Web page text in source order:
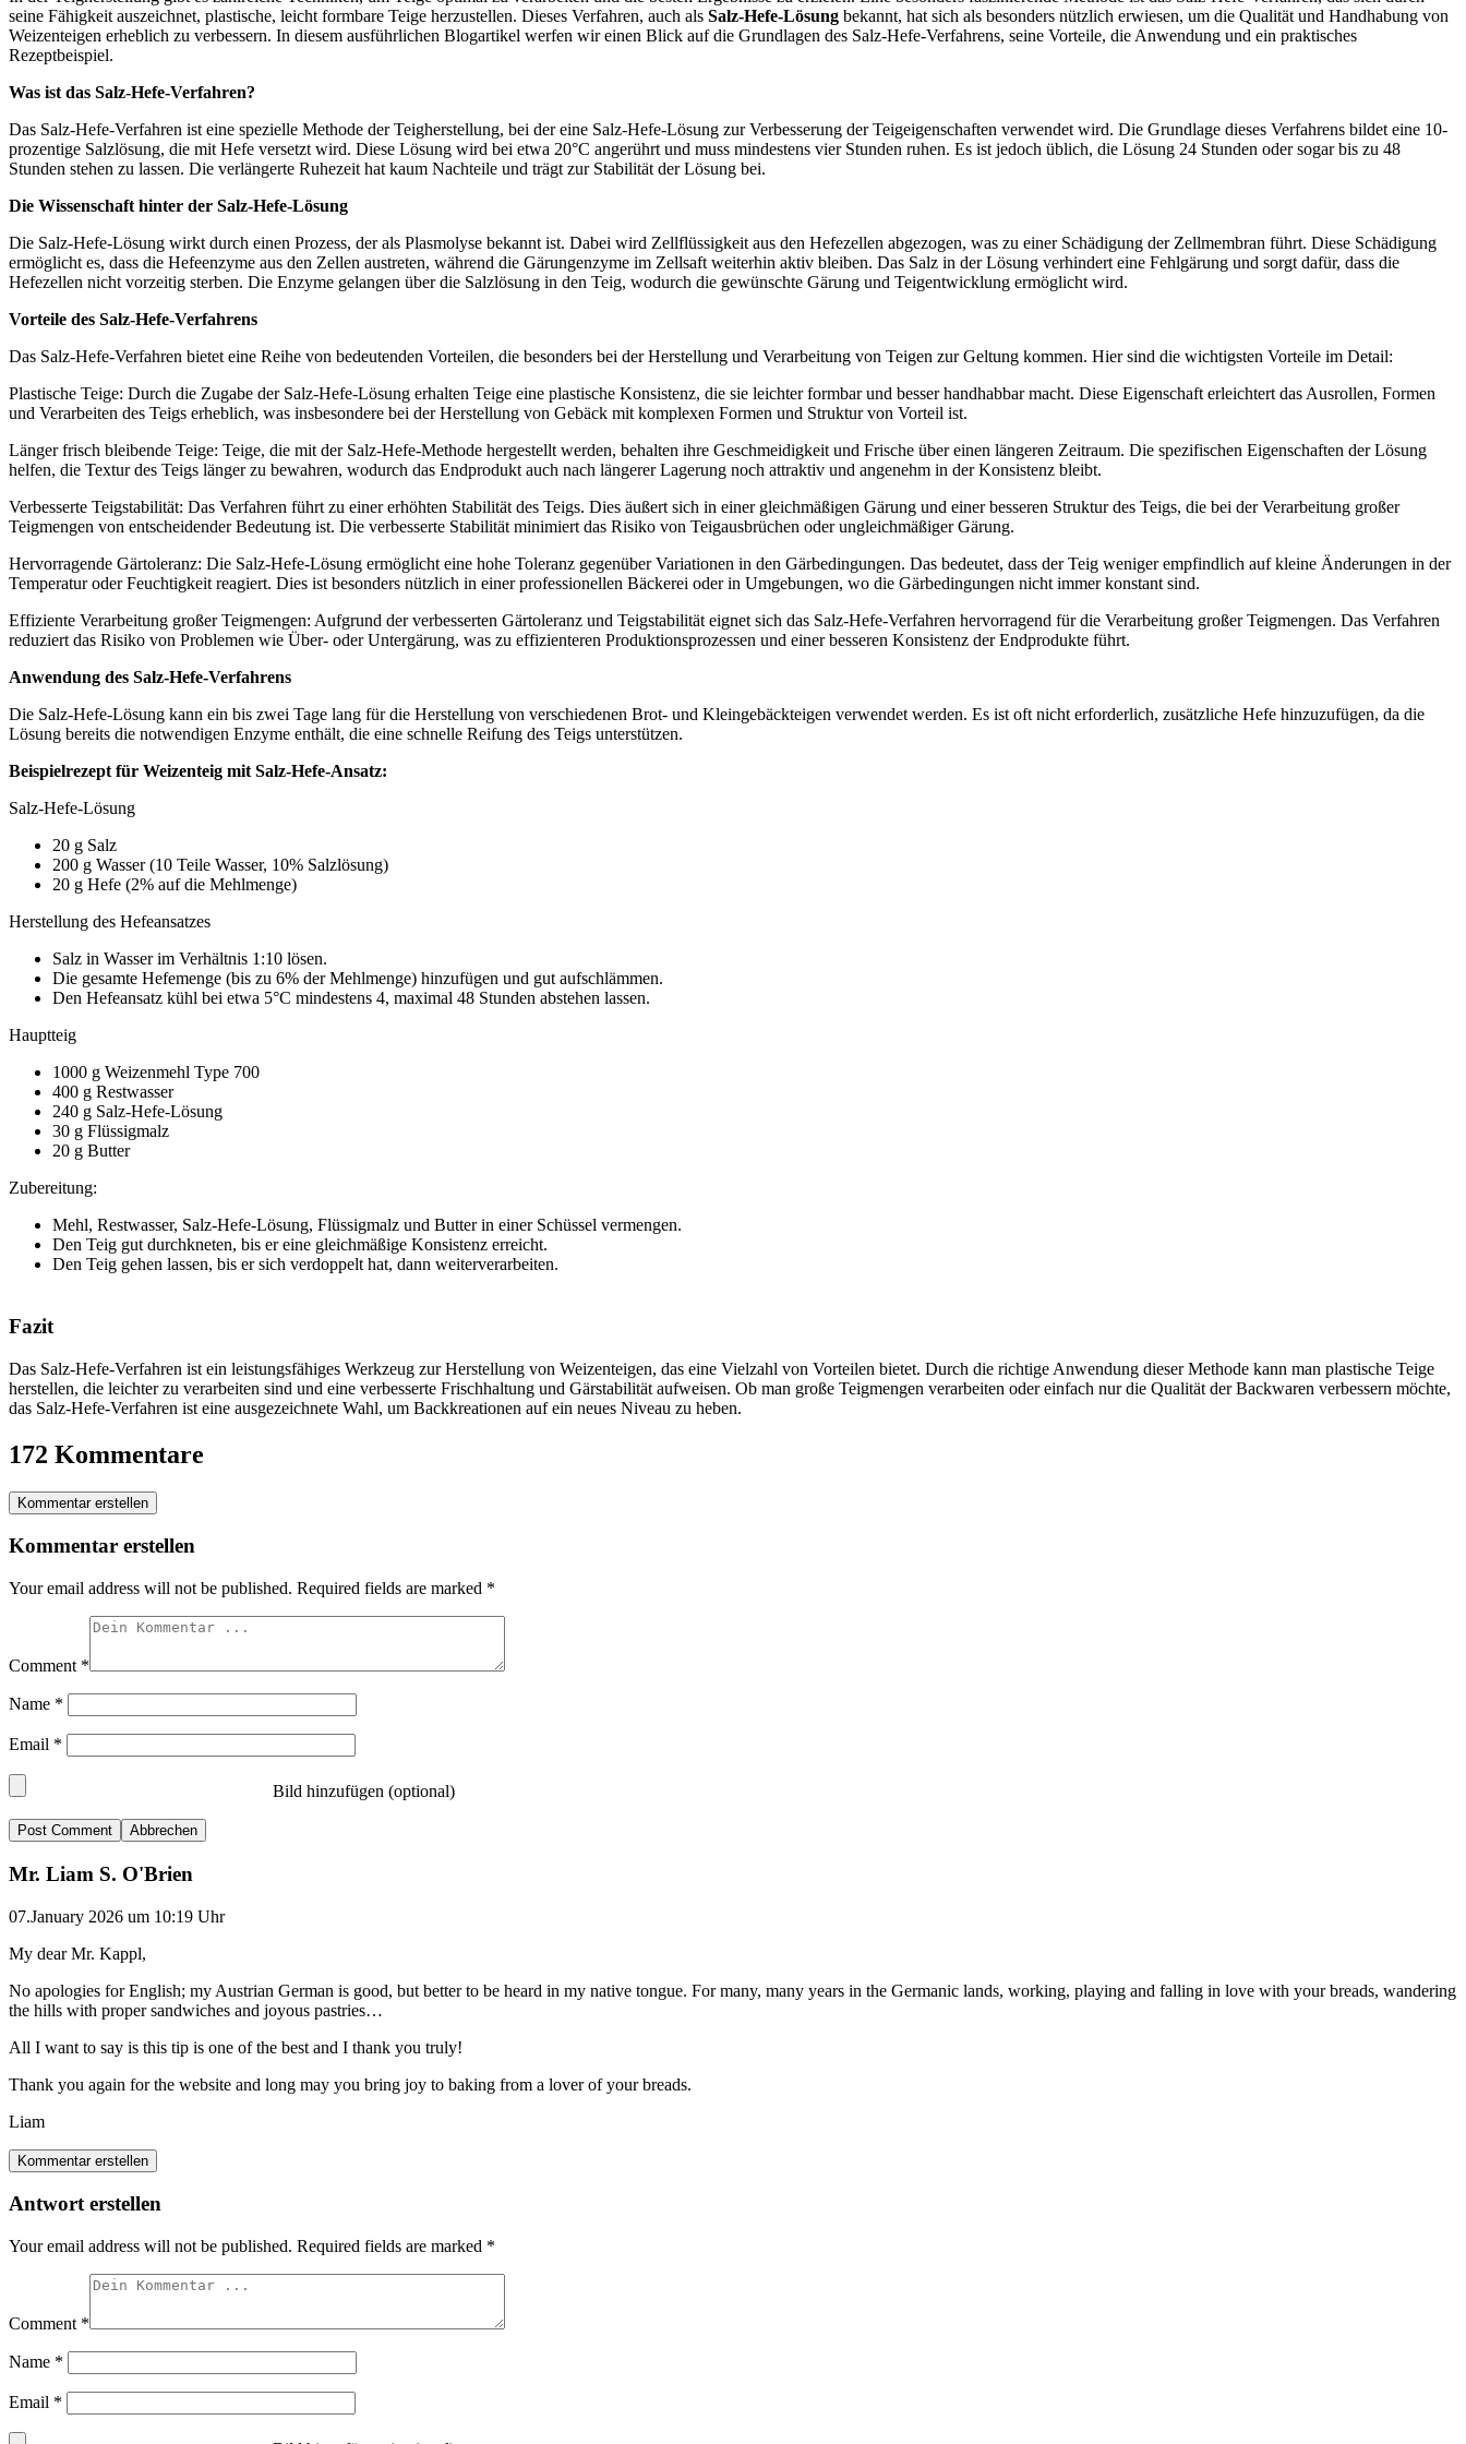
seine Fähigkeit auszeichnet, plastische, leicht formbare Teige herzustellen. Dieses Verfahren, auch als Salz-Hefe-Lösung bekannt, hat sich als besonders nützlich erwiesen, um die Qualität und Handhabung von
Weizenteigen erheblich zu verbessern. In diesem ausführlichen Blogartikel werfen wir einen Blick auf die Grundlagen des Salz-Hefe-Verfahrens, seine Vorteile, die Anwendung und ein praktisches
Rezeptbeispiel.
Was ist das Salz-Hefe-Verfahren?
Das Salz-Hefe-Verfahren ist eine spezielle Methode der Teigherstellung, bei der eine Salz-Hefe-Lösung zur Verbesserung der Teigeigenschaften verwendet wird. Die Grundlage dieses Verfahrens bildet eine 10-
prozentige Salzlösung, die mit Hefe versetzt wird. Diese Lösung wird bei etwa 20°C angerührt und muss mindestens vier Stunden ruhen. Es ist jedoch üblich, die Lösung 24 Stunden oder sogar bis zu 48
Stunden stehen zu lassen. Die verlängerte Ruhezeit hat kaum Nachteile und trägt zur Stabilität der Lösung bei.
Die Wissenschaft hinter der Salz-Hefe-Lösung
Die Salz-Hefe-Lösung wirkt durch einen Prozess, der als Plasmolyse bekannt ist. Dabei wird Zellflüssigkeit aus den Hefezellen abgezogen, was zu einer Schädigung der Zellmembran führt. Diese Schädigung
ermöglicht es, dass die Hefeenzyme aus den Zellen austreten, während die Gärungenzyme im Zellsaft weiterhin aktiv bleiben. Das Salz in der Lösung verhindert eine Fehlgärung und sorgt dafür, dass die
Hefezellen nicht vorzeitig sterben. Die Enzyme gelangen über die Salzlösung in den Teig, wodurch die gewünschte Gärung und Teigentwicklung ermöglicht wird.
Vorteile des Salz-Hefe-Verfahrens
Das Salz-Hefe-Verfahren bietet eine Reihe von bedeutenden Vorteilen, die besonders bei der Herstellung und Verarbeitung von Teigen zur Geltung kommen. Hier sind die wichtigsten Vorteile im Detail:
Plastische Teige: Durch die Zugabe der Salz-Hefe-Lösung erhalten Teige eine plastische Konsistenz, die sie leichter formbar und besser handhabbar macht. Diese Eigenschaft erleichtert das Ausrollen, Formen
und Verarbeiten des Teigs erheblich, was insbesondere bei der Herstellung von Gebäck mit komplexen Formen und Struktur von Vorteil ist.
Länger frisch bleibende Teige: Teige, die mit der Salz-Hefe-Methode hergestellt werden, behalten ihre Geschmeidigkeit und Frische über einen längeren Zeitraum. Die spezifischen Eigenschaften der Lösung
helfen, die Textur des Teigs länger zu bewahren, wodurch das Endprodukt auch nach längerer Lagerung noch attraktiv und angenehm in der Konsistenz bleibt.
Verbesserte Teigstabilität: Das Verfahren führt zu einer erhöhten Stabilität des Teigs. Dies äußert sich in einer gleichmäßigen Gärung und einer besseren Struktur des Teigs, die bei der Verarbeitung großer
Teigmengen von entscheidender Bedeutung ist. Die verbesserte Stabilität minimiert das Risiko von Teigausbrüchen oder ungleichmäßiger Gärung.
Hervorragende Gärtoleranz: Die Salz-Hefe-Lösung ermöglicht eine hohe Toleranz gegenüber Variationen in den Gärbedingungen. Das bedeutet, dass der Teig weniger empfindlich auf kleine Änderungen in der
Temperatur oder Feuchtigkeit reagiert. Dies ist besonders nützlich in einer professionellen Bäckerei oder in Umgebungen, wo die Gärbedingungen nicht immer konstant sind.
Effiziente Verarbeitung großer Teigmengen: Aufgrund der verbesserten Gärtoleranz und Teigstabilität eignet sich das Salz-Hefe-Verfahren hervorragend für die Verarbeitung großer Teigmengen. Das Verfahren
reduziert das Risiko von Problemen wie Über- oder Untergärung, was zu effizienteren Produktionsprozessen und einer besseren Konsistenz der Endprodukte führt.
Anwendung des Salz-Hefe-Verfahrens
Die Salz-Hefe-Lösung kann ein bis zwei Tage lang für die Herstellung von verschiedenen Brot- und Kleingebäckteigen verwendet werden. Es ist oft nicht erforderlich, zusätzliche Hefe hinzuzufügen, da die
Lösung bereits die notwendigen Enzyme enthält, die eine schnelle Reifung des Teigs unterstützen.
Beispielrezept für Weizenteig mit Salz-Hefe-Ansatz:
Salz-Hefe-Lösung
20 g Salz
200 g Wasser (10 Teile Wasser, 10% Salzlösung)
20 g Hefe (2% auf die Mehlmenge)
Herstellung des Hefeansatzes
Salz in Wasser im Verhältnis 1:10 lösen.
Die gesamte Hefemenge (bis zu 6% der Mehlmenge) hinzufügen und gut aufschlämmen.
Den Hefeansatz kühl bei etwa 5°C mindestens 4, maximal 48 Stunden abstehen lassen.
Hauptteig
1000 g Weizenmehl Type 700
400 g Restwasser
240 g Salz-Hefe-Lösung
30 g Flüssigmalz
20 g Butter
Zubereitung:
Mehl, Restwasser, Salz-Hefe-Lösung, Flüssigmalz und Butter in einer Schüssel vermengen.
Den Teig gut durchkneten, bis er eine gleichmäßige Konsistenz erreicht.
Den Teig gehen lassen, bis er sich verdoppelt hat, dann weiterverarbeiten.
Fazit
Das Salz-Hefe-Verfahren ist ein leistungsfähiges Werkzeug zur Herstellung von Weizenteigen, das eine Vielzahl von Vorteilen bietet. Durch die richtige Anwendung dieser Methode kann man plastische Teige
herstellen, die leichter zu verarbeiten sind und eine verbesserte Frischhaltung und Gärstabilität aufweisen. Ob man große Teigmengen verarbeiten oder einfach nur die Qualität der Backwaren verbessern möchte,
das Salz-Hefe-Verfahren ist eine ausgezeichnete Wahl, um Backkreationen auf ein neues Niveau zu heben.
172 Kommentare
Kommentar erstellen
Kommentar erstellen
Your email address will not be published. Required fields are marked *
Comment *
Name *
Email *
Bild hinzufügen (optional)
Abbrechen
Mr. Liam S. O'Brien
07.January 2026 um 10:19 Uhr
My dear Mr. Kappl,
No apologies for English; my Austrian German is good, but better to be heard in my native tongue. For many, many years in the Germanic lands, working, playing and falling in love with your breads, wandering
the hills with proper sandwiches and joyous pastries…
All I want to say is this tip is one of the best and I thank you truly!
Thank you again for the website and long may you bring joy to baking from a lover of your breads.
Liam
Kommentar erstellen
Antwort erstellen
Your email address will not be published. Required fields are marked *
Comment *
Name *
Email *